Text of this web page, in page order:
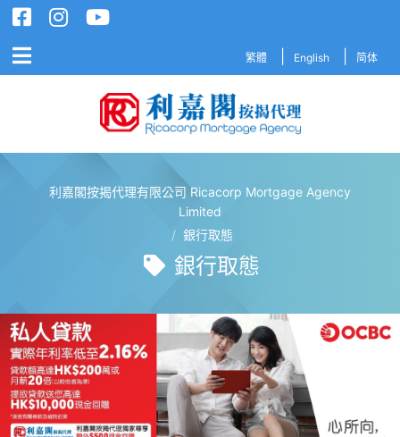
繁體 English 简体
利嘉閣按揭代理有限公司 Ricacorp Mortgage Agency
Limited
/ 銀行取態
銀行取態